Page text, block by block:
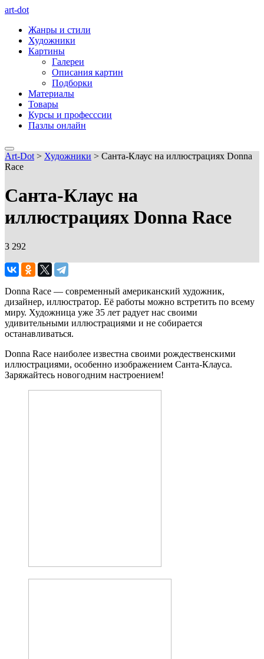
art-dot
Жанры и стили
Художники
Картины
Галереи
Описания картин
Подборки
Материалы
Товары
Курсы и професссии
Пазлы онлайн
Art-Dot > Художники > Санта-Клаус на иллюстрациях Donna
Race
Санта-Клаус на
иллюстрациях Donna Race
3 292
Donna Race — современный американский художник,
дизайнер, иллюстратор. Её работы можно встретить по всему
миру. Художница уже 35 лет радует нас своими
удивительными иллюстрациями и не собирается
останавливаться.
Donna Race наиболее известна своими рождественскими
иллюстрациями, особенно изображением Санта-Клауса.
Заряжайтесь новогодним настроением!